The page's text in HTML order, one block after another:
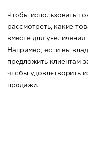
Чтобы использовать
рассмотреть, какие
вместе для
Например, если вы
предложить клиентам
чтобы удовлетворить
продажи.